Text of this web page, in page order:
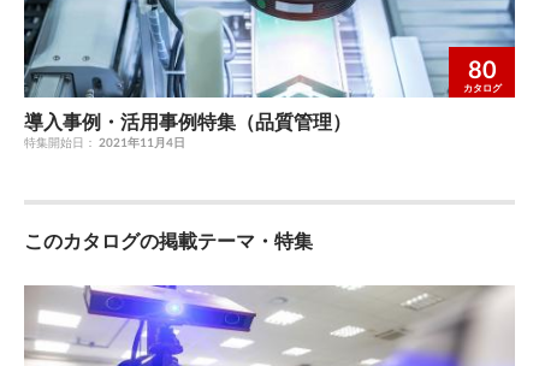
80
カタログ
導入事例・活用事例特集（品質管理）
特集開始日： 2021年11月4日
このカタログの掲載テーマ・特集